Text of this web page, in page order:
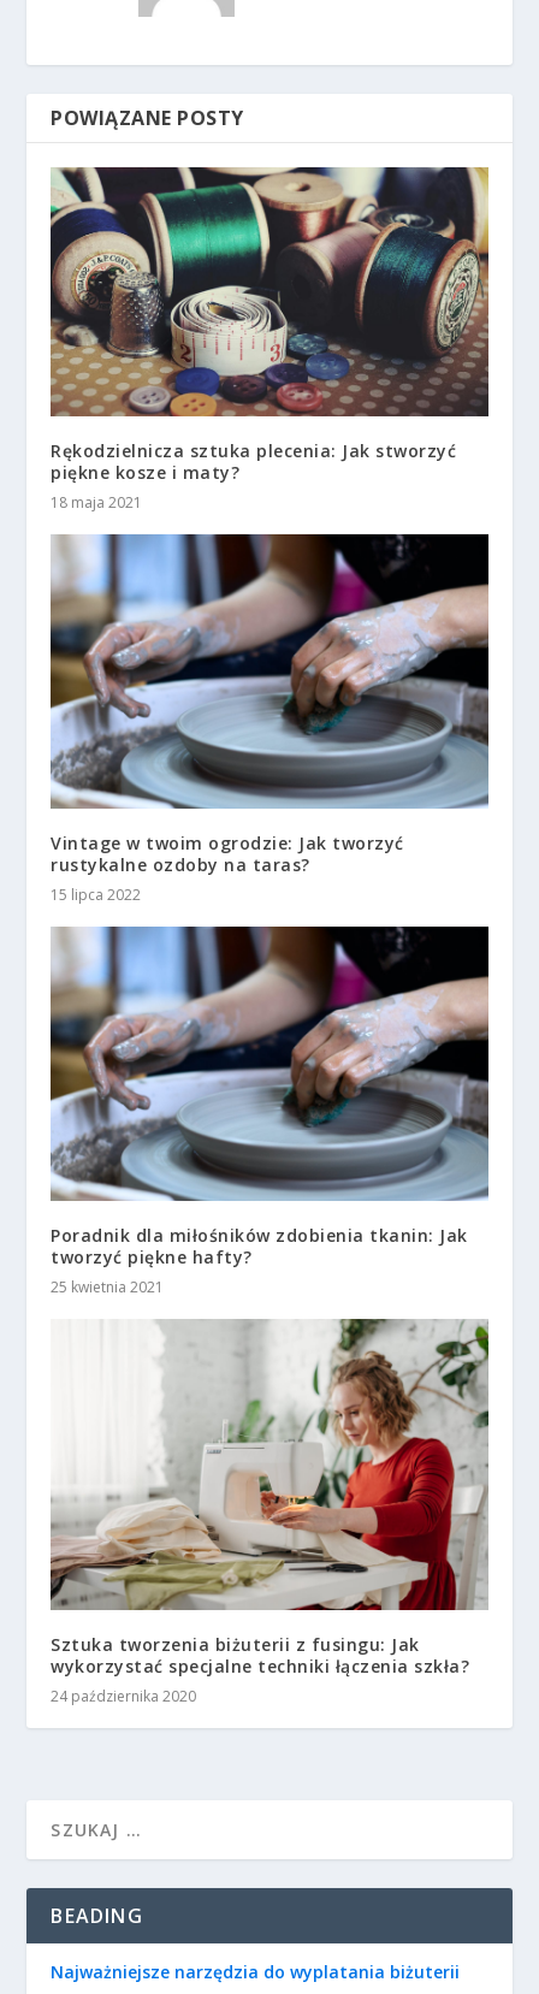
POWIĄZANE POSTY
Rękodzielnicza sztuka plecenia: Jak stworzyć
piękne kosze i maty?
18 maja 2021
Vintage w twoim ogrodzie: Jak tworzyć
rustykalne ozdoby na taras?
15 lipca 2022
Poradnik dla miłośników zdobienia tkanin: Jak
tworzyć piękne hafty?
25 kwietnia 2021
Sztuka tworzenia biżuterii z fusingu: Jak
wykorzystać specjalne techniki łączenia szkła?
24 października 2020
BEADING
Najważniejsze narzędzia do wyplatania biżuterii